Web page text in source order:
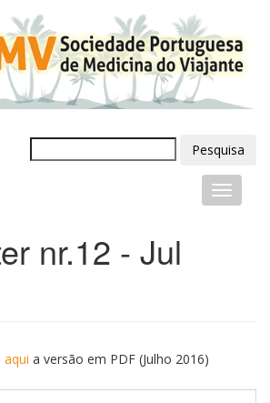
Pesquisa
nr.12 - Jul
aqui a versão em PDF (Julho 2016)